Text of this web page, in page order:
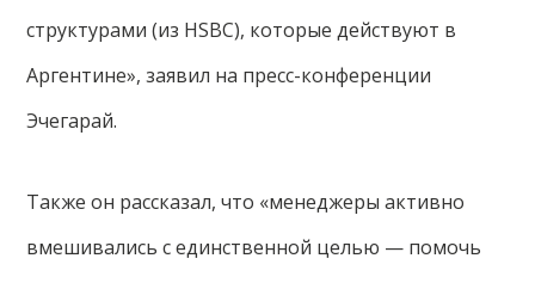
структурами (из HSBC), которые действуют в
Аргентине», заявил на пресс-конференции
Эчегарай.
Также он рассказал, что «менеджеры активно
вмешивались с единственной целью — помочь